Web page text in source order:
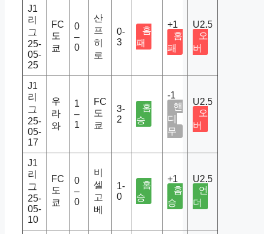
J1
리
그
25-
05-
25
FC
도
쿄
0
–
0
산
프
히
로
0-
3
홈
패
+1
홈
패
U2.5
오
버
J1
리
그
25-
05-
17
우
라
와
1
–
1
FC
도
쿄
3-
2
홈
승
-1
핸
디
무
U2.5
오
버
J1
리
그
25-
05-
10
FC
도
쿄
0
–
0
비
셀
고
베
1-
0
홈
승
+1
홈
승
U2.5
언
더